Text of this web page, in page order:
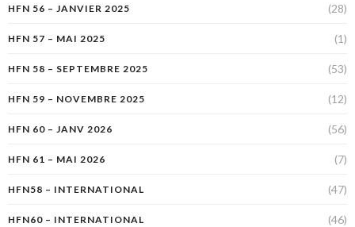
HFN 56 – JANVIER 2025 (28)
HFN 57 – MAI 2025 (1)
HFN 58 – SEPTEMBRE 2025 (53)
HFN 59 – NOVEMBRE 2025 (12)
HFN 60 – JANV 2026 (56)
HFN 61 – MAI 2026 (7)
HFN58 – INTERNATIONAL (47)
HFN60 – INTERNATIONAL (46)